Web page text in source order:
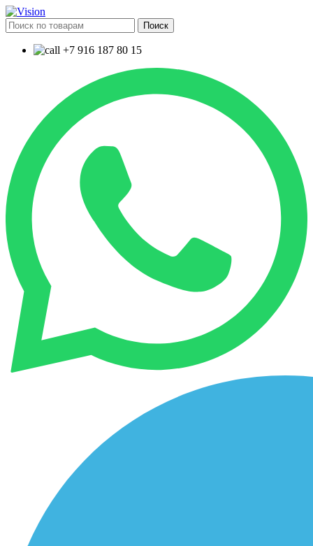
Поиск
+7 916 187 80 15